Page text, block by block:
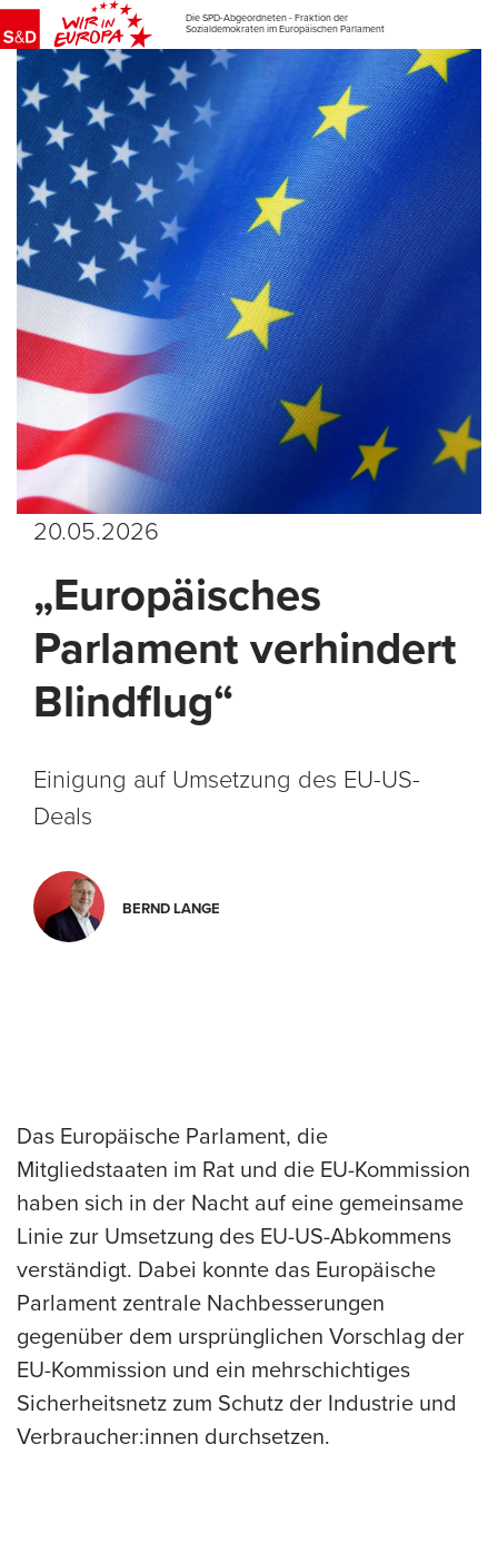
Die SPD-Abgeordneten - Fraktion der
Sozialdemokraten im Europäischen Parlament
20.05.2026
„Europäisches
Parlament verhindert
Blindflug“
Einigung auf Umsetzung des EU-US-
Deals
BERND LANGE
Das Europäische Parlament, die
Mitgliedstaaten im Rat und die EU-Kommission
haben sich in der Nacht auf eine gemeinsame
Linie zur Umsetzung des EU-US-Abkommens
verständigt. Dabei konnte das Europäische
Parlament zentrale Nachbesserungen
gegenüber dem ursprünglichen Vorschlag der
EU-Kommission und ein mehrschichtiges
Sicherheitsnetz zum Schutz der Industrie und
Verbraucher:innen durchsetzen.